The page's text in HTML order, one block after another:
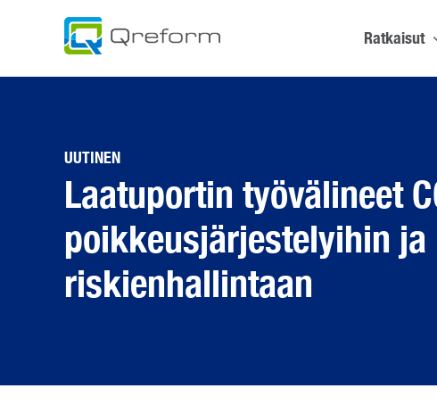
Ratkaisut
UUTINEN
Laatuportin työvälineet
poikkeusjärjestelyihin ja
riskienhallintaan